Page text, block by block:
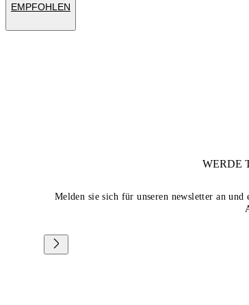
EMPFOHLEN
WERDE
Melden sie sich für unseren newsletter an